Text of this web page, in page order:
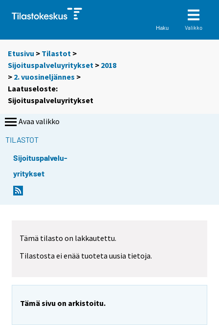
Haku Valikko
Etusivu > Tilastot >
Sijoituspalveluyritykset > 2018
> 2. vuosineljännes >
Laatuseloste:
Sijoituspalveluyritykset
Avaa valikko
TILASTOT
Sijoituspalvelu-
yritykset
Tämä tilasto on lakkautettu.
Tilastosta ei enää tuoteta uusia tietoja.
Tämä sivu on arkistoitu.